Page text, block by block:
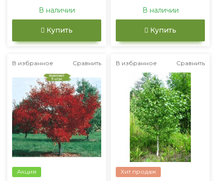
В наличии
Купить
В наличии
Купить
В избранное Сравнить
Акция
В избранное Сравнить
Хит продаж